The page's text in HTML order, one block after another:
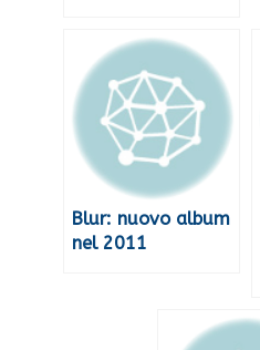
Blur: nuovo album
nel 2011